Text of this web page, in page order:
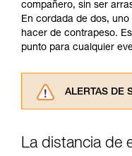
compañero, sin ser
En cordada de dos,
hacer de contrapeso.
punto para cualquier
ALERTAS DE
consultarlo.
La distancia de